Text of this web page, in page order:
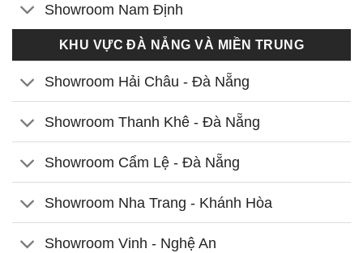
Showroom Nam Định
KHU VỰC ĐÀ NẴNG VÀ MIỀN TRUNG
Showroom Hải Châu - Đà Nẵng
Showroom Thanh Khê - Đà Nẵng
Showroom Cẩm Lệ - Đà Nẵng
Showroom Nha Trang - Khánh Hòa
Showroom Vinh - Nghệ An